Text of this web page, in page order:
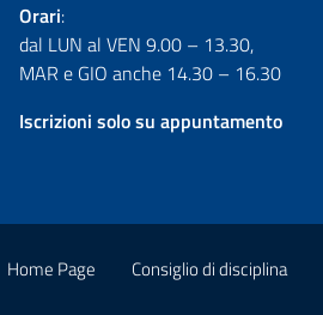
Orari:
dal LUN al VEN 9.00 – 13.30,
MAR e GIO anche 14.30 – 16.30
Iscrizioni solo su appuntamento
Home Page Consiglio di disciplina